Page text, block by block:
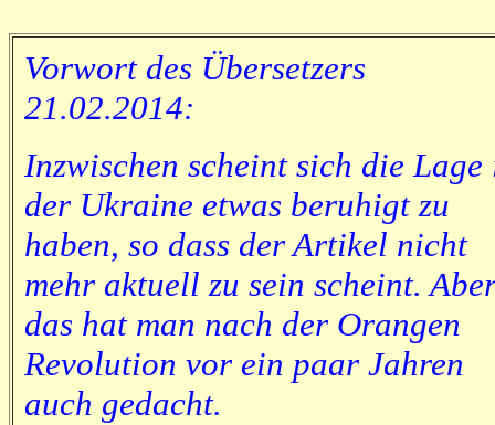
Vorwort des Übersetzers
21.02.2014:
Inzwischen scheint sich die Lage
der Ukraine etwas beruhigt zu
haben, so dass der Artikel nicht
mehr aktuell zu sein scheint.
das hat man nach der Orangen
Revolution vor ein paar Jahren
auch gedacht.